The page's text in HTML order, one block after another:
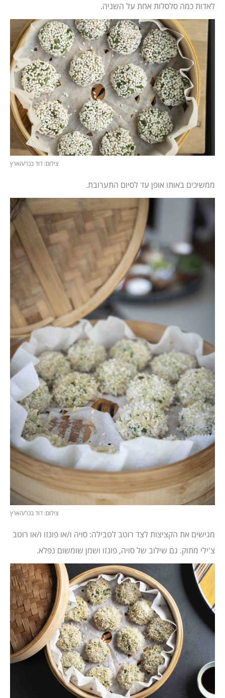
לאדות כמה סלסלות אחת על השניה.
צילום: דוד בכר/הארץ
ממשיכים באותו אופן עד לסיום התערובת.
צילום: דוד בכר/הארץ
מגישים את הקציצות לצד רוטב לטבילה: סויה ו/או פונזו ו/או רוטב
צ'ילי מתוק. גם שילוב של סויה, פונזו ושמן שומשום נפלא.